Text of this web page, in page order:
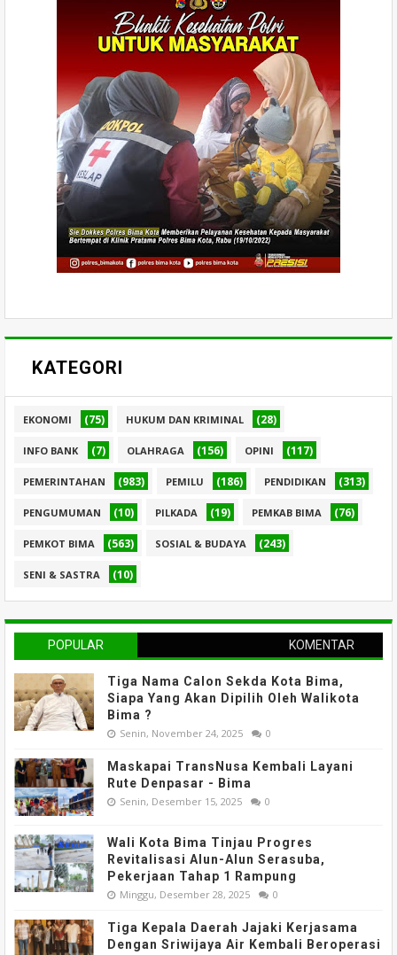
KATEGORI
EKONOMI (75) HUKUM DAN KRIMINAL (28)
INFO BANK (7) OLAHRAGA (156) OPINI (117)
PEMERINTAHAN (983) PEMILU (186) PENDIDIKAN (313)
PENGUMUMAN (10) PILKADA (19) PEMKAB BIMA (76)
PEMKOT BIMA (563) SOSIAL & BUDAYA (243)
SENI & SASTRA (10)
POPULAR KOMENTAR
Tiga Nama Calon Sekda Kota Bima,
Siapa Yang Akan Dipilih Oleh Walikota
Bima ?
Senin, November 24, 2025 0
Maskapai TransNusa Kembali Layani
Rute Denpasar - Bima
Senin, Desember 15, 2025 0
Wali Kota Bima Tinjau Progres
Revitalisasi Alun-Alun Serasuba,
Pekerjaan Tahap 1 Rampung
Minggu, Desember 28, 2025 0
Tiga Kepala Daerah Jajaki Kerjasama
Dengan Sriwijaya Air Kembali Beroperasi